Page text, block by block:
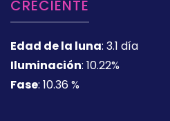
CRECIENTE
Edad de la luna: 3.1 día
Iluminación: 10.22%
Fase: 10.36 %